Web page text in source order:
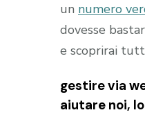
un numero
dovesse
e scoprirai
gestire via
aiutare noi,